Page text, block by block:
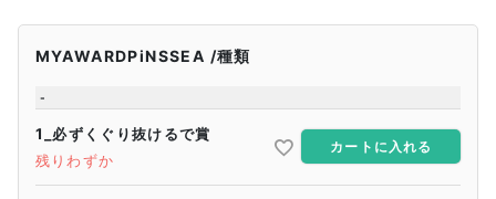
MYAWARDPiNSSEA 種類
-
1_必ずくぐり抜けるで賞
残りわずか
カートに入れる